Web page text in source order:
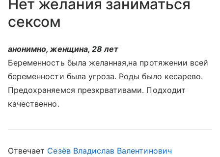
Нет желания заниматься
сексом
анонимно, женщина, 28 лет
Беременность была желанная,на протяжении всей
беременности была угроза. Роды было кесарево.
Предохраняемся презкрвативами. Подходит
качественно.
Отвечает Сезёв Владислав Валентинович